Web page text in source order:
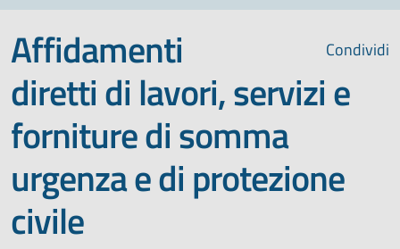
Condividi
Affidamenti
diretti di lavori, servizi e
forniture di somma
urgenza e di protezione
civile